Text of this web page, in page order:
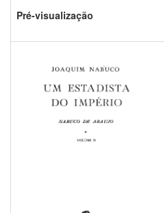
Pré-visualização